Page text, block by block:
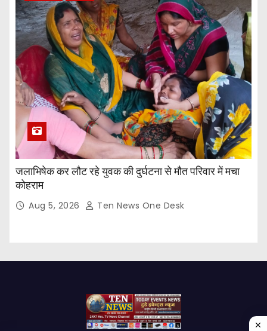
जलाभिषेक कर लौट रहे युवक की दुर्घटना से मौत परिवार में मचा
कोहराम
Aug 5, 2026 Ten News One Desk